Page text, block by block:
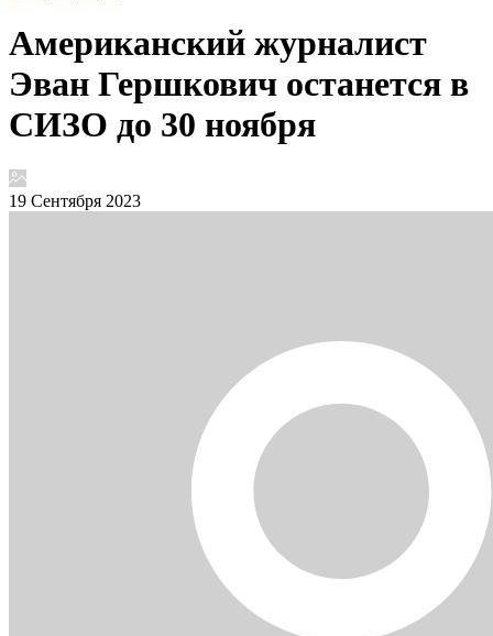
Американский журналист
Эван Гершкович останется в
СИЗО до 30 ноября
19 Сентября 2023